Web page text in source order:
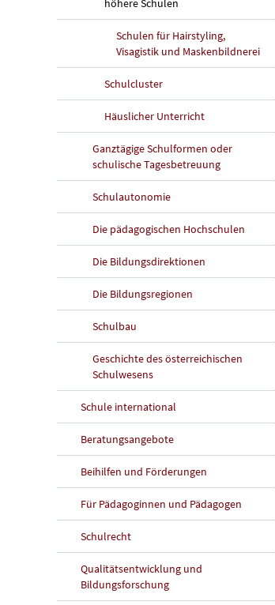
Schulen für Hairstyling,
Visagistik und Maskenbildnerei
Schulcluster
Häuslicher Unterricht
Ganztägige Schulformen oder
schulische Tagesbetreuung
Schulautonomie
Die pädagogischen Hochschulen
Die Bildungsdirektionen
Die Bildungsregionen
Schulbau
Geschichte des österreichischen
Schulwesens
Schule international
Beratungsangebote
Beihilfen und Förderungen
Für Pädagoginnen und Pädagogen
Schulrecht
Qualitätsentwicklung und
Bildungsforschung